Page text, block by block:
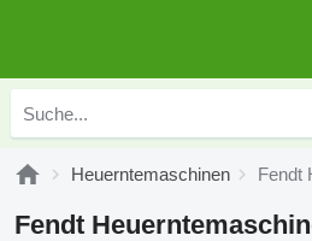
Heuerntemaschinen Fendt
Fendt